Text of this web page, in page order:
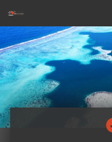
Aller
au
contenu